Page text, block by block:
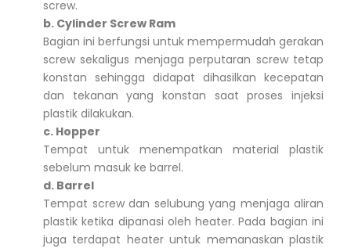
screw.
b. Cylinder Screw Ram
Bagian ini berfungsi untuk mempermudah gerakan
screw sekaligus menjaga perputaran screw tetap
konstan sehingga didapat dihasilkan kecepatan
dan tekanan yang konstan saat proses injeksi
plastik dilakukan.
c. Hopper
Tempat untuk menempatkan material plastik
sebelum masuk ke barrel.
d. Barrel
Tempat screw dan selubung yang menjaga aliran
plastik ketika dipanasi oleh heater. Pada bagian ini
juga terdapat heater untuk memanaskan plastik